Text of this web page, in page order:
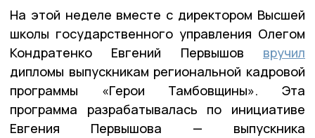
На этой неделе вместе с директором Высшей
школы государственного управления Олегом
Кондратенко Евгений Первышов вручил
дипломы выпускникам региональной кадровой
программы «Герои Тамбовщины». Эта
программа разрабатывалась по инициативе
Евгения Первышова — выпускника